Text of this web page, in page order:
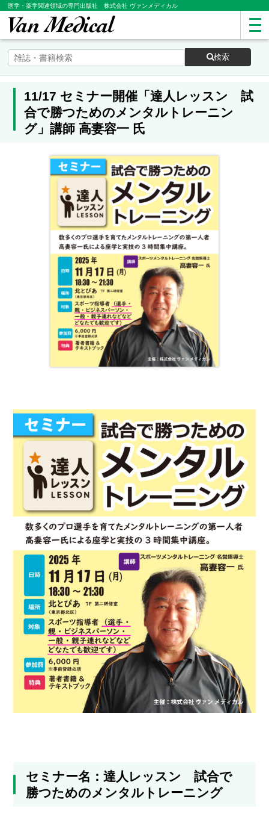
医学・薬学関連領域の専門出版社 株式会社 ヴァンメディカル
検索
11/17 セミナー開催「達人レッスン 試
合で勝つためのメンタルトレーニン
グ」講師 高妻容一 氏
セミナー名：達人レッスン 試合で
勝つためのメンタルトレーニング